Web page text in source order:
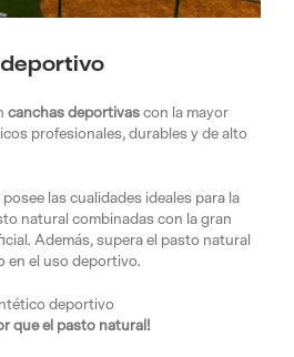
canchas deportivascon la mayor
profesionales, durables y de alto
posee las cualidades ideales para la
natural combinadas con la gran
Además, supera el pasto natural
en el uso deportivo.
que el pasto natural!